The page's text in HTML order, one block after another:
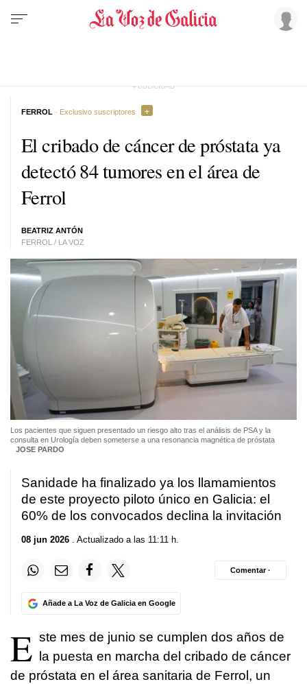
El cribado de cáncer de próstata ya
detectó 84 tumores en el área de
Ferrol
BEATRIZ ANTÓN
FERROL / LA VOZ
FERROL · Exclusivo suscriptores
Los pacientes que siguen presentado un riesgo alto tras el análisis de PSA y la
consulta en Urología deben someterse a una resonancia magnética de próstata
JOSE PARDO
Sanidade ha finalizado ya los llamamientos
de este proyecto piloto único en Galicia: el
60% de los convocados declina la invitación
08 jun 2026 . Actualizado a las 11:11 h.
Añade a La Voz de Galicia en Google
Comentar ·
E ste mes de junio se cumplen dos años de
la puesta en marcha del cribado de cáncer
de próstata en el área sanitaria de Ferrol, un